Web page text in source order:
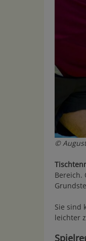
©
Bereich.
Sie sind
leichter